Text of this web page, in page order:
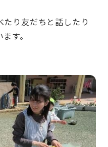
り友だちと話したり
す。